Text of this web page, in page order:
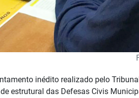
inédito realizado pelo
estrutural das Defesas Civis